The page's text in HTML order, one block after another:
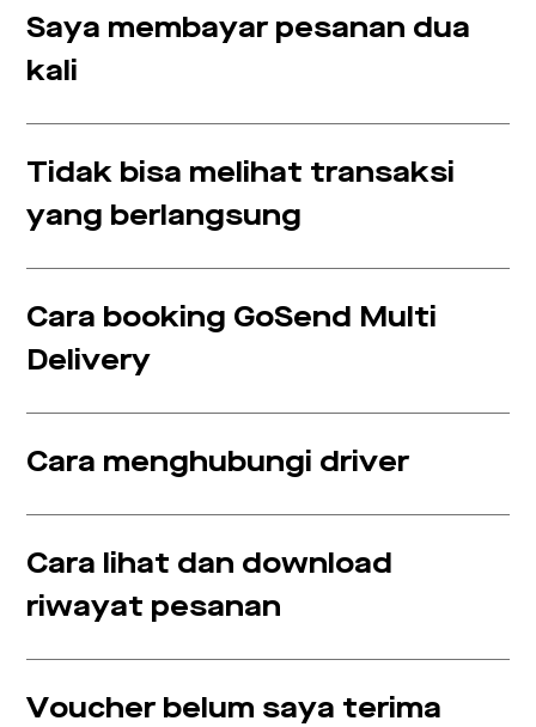
Saya membayar pesanan dua
kali
Tidak bisa melihat transaksi
yang berlangsung
Cara booking GoSend Multi
Delivery
Cara menghubungi driver
Cara lihat dan download
riwayat pesanan
Voucher belum saya terima